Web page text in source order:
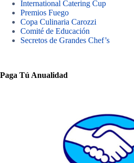
International Catering Cup
Premios Fuego
Copa Culinaria Carozzi
Comité de Educación
Secretos de Grandes Chef’s
Paga Tú Anualidad